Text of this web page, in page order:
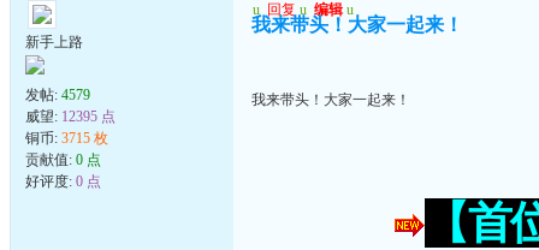
新手上路
发帖: 4579
威望: 12395 点
铜币: 3715 枚
贡献值: 0 点
好评度: 0 点
u 回复 u 编辑 u
我来带头！大家一起来！
我来带头！大家一起来！
【